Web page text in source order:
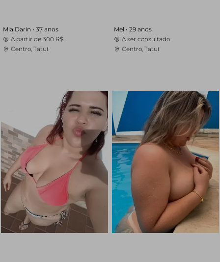
Mia Darin • 37 anos
A partir de 300 R$
Centro, Tatuí
Mel • 29 anos
A ser consultado
Centro, Tatuí